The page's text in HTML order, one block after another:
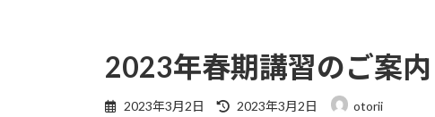
2023年春期講習のご案内
2023年3月2日
最
2023年3月2日 otorii